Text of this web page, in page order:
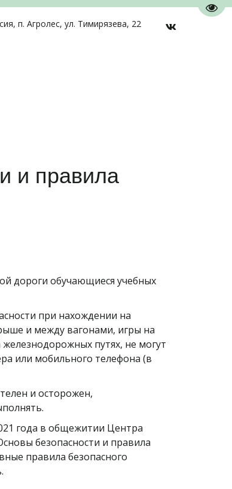
, п. Агролес, ул. Тимирязева, 22
и правила
дороги обучающиеся учебных
при нахождении на
и между вагонами, игры на
путях, не могут
или мобильного телефона (в
и осторожен,
года в общежитии Центра
безопасности и правила
правила безопасного